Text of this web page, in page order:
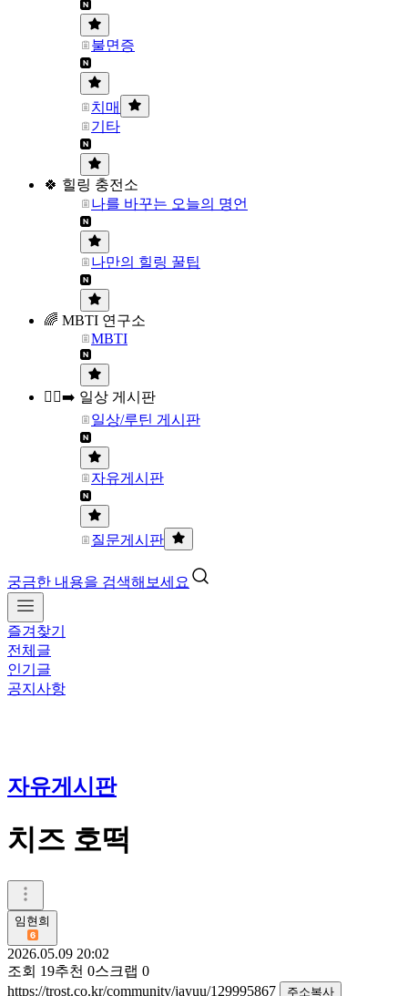
불면증
치매
기타
🍀 힐링 충전소
나를 바꾸는 오늘의 명언
나만의 힐링 꿀팁
🌈 MBTI 연구소
MBTI
🏃‍♀️‍➡️ 일상 게시판
일상/루틴 게시판
자유게시판
질문게시판
궁금한 내용을 검색해보세요
즐겨찾기
전체글
인기글
공지사항
자유게시판
치즈 호떡
임현희
2026.05.09 20:02
조회 19추천 0스크랩 0
https://trost.co.kr/community/jayuu/129995867
주소복사